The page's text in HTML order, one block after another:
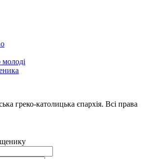
греко-католицька єпархія. Всі права